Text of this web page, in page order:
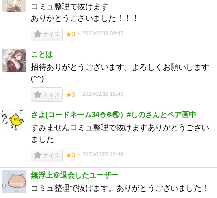
コミュ整理で抜けます
ありがとうございました！！！
ナイス ★3 2023/02/19 09:47
ことは
招待ありがとうございます。よろしくお願いします
(^^)
ナイス ★3 2023/02/18 18:43
さよ(コードネーム34⛄❄🌏）#しのさんとペア画中
すみませんコミュ整理で抜けますありがとうござい
ました
ナイス ★3 2023/02/07 22:49
無浮上＠退会したユーザー
コミュ整理で抜けます。ありがとうございました！